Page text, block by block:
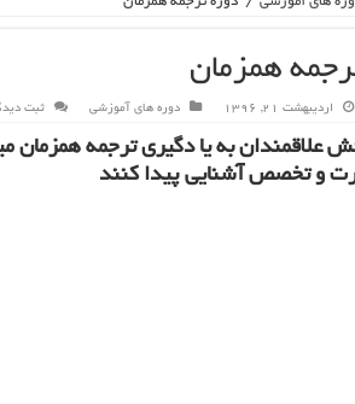
همزمان
اردیبهشت 21, 1396 دوره های آموزشی ثبت
علاقمندان به يا دگيري ترجمه همزمان
و تخصص آشنايي پيدا كنند